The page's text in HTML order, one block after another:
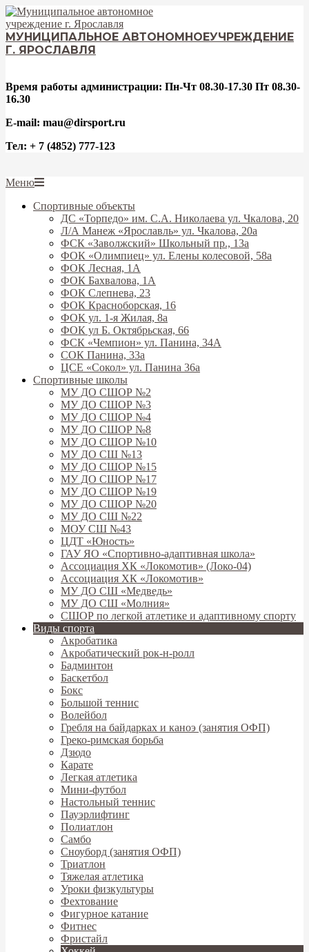
Перейти
к
содержимому
МУНИЦИПАЛЬНОЕ АВТОНОМНОЕУЧРЕЖДЕНИЕ
Г. ЯРОСЛАВЛЯ
Время работы администрации: Пн-Чт 08.30-17.30 Пт 08.30-
16.30
E-mail: mau@dirsport.ru
Тел: + 7 (4852) 777-123
Вторичное
навигации
Меню
Спортивные объекты
ДС «Торпедо» им. С.А. Николаева ул. Чкалова, 20
Л/А Манеж «Ярославль» ул. Чкалова, 20а
ФСК «Заволжский» Школьный пр., 13а
ФОК «Олимпиец» ул. Елены колесовой, 58а
ФОК Лесная, 1А
ФОК Бахвалова, 1А
ФОК Слепнева, 23
ФОК Красноборская, 16
ФОК ул. 1-я Жилая, 8а
ФОК ул Б. Октябрьская, 66
ФСК «Чемпион» ул. Панина, 34А
СОК Панина, 33а
ЦСЕ «Сокол» ул. Панина 36а
Спортивные школы
МУ ДО СШОР №2
МУ ДО СШОР №3
МУ ДО СШОР №4
МУ ДО СШОР №8
МУ ДО СШОР №10
МУ ДО СШ №13
МУ ДО СШОР №15
МУ ДО СШОР №17
МУ ДО СШОР №19
МУ ДО СШОР №20
МУ ДО СШ №22
МОУ СШ №43
ЦДТ «Юность»
ГАУ ЯО «Спортивно-адаптивная школа»
Ассоциация ХК «Локомотив» (Локо-04)
Ассоциация ХК «Локомотив»
МУ ДО СШ «Медведь»
МУ ДО СШ «Молния»
СШОР по легкой атлетике и адаптивному спорту
Виды спорта
Акробатика
Акробатический рок-н-ролл
Бадминтон
Баскетбол
Бокс
Большой теннис
Волейбол
Гребля на байдарках и каноэ (занятия ОФП)
Греко-римская борьба
Дзюдо
Карате
Легкая атлетика
Мини-футбол
Настольный теннис
Пауэрлифтинг
Полиатлон
Самбо
Сноуборд (занятия ОФП)
Триатлон
Тяжелая атлетика
Уроки физкультуры
Фехтование
Фигурное катание
Фитнес
Фристайл